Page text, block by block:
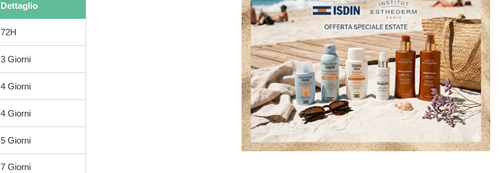
Dettaglio
72H
3 Giorni
4 Giorni
4 Giorni
5 Giorni
7 Giorni